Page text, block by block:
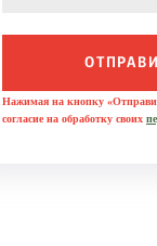
Нажимая на кнопку
согласие на обработку своих